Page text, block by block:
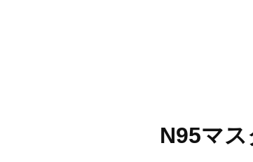
N95マ